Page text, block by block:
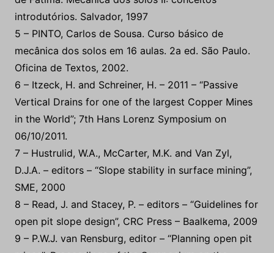
Oficina de Textos, 2002.
6 – Itzeck, H. and Schreiner, H. – 2011 – “Passive
Vertical Drains for one of the largest Copper Mines
in the World”; 7th Hans Lorenz Symposium on
06/10/2011.
7 – Hustrulid, W.A., McCarter, M.K. and Van Zyl,
D.J.A. – editors – “Slope stability in surface mining”,
SME, 2000
8 – Read, J. and Stacey, P. – editors – “Guidelines for
open pit slope design”, CRC Press – Baalkema, 2009
9 – P.W.J. van Rensburg, editor – “Planning open pit
mines”; Proceedings of the Symposium on the
theoretical background to the planning of open pit
mines with special reference to slope stability;
Johannesburg, South Africa, Sept. 1970